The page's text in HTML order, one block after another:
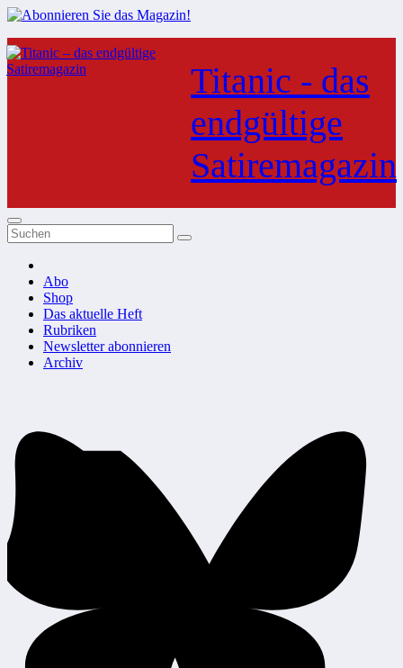
Zum
Inhalt
springen
Titanic - das
endgültige
Satiremagazin
Abo
Shop
Das aktuelle Heft
Rubriken
Newsletter abonnieren
Archiv